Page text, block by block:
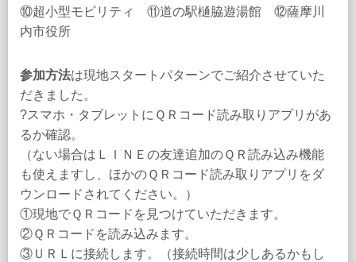
⑩超小型モビリティ ⑪道の駅樋脇遊湯館 ⑫薩摩川
内市役所
参加方法は現地スタートパターンでご紹介させていた
だきました。
?スマホ・タブレットにＱＲコード読み取りアプリがあ
るか確認。
（ない場合はＬＩＮＥの友達追加のＱＲ読み込み機能
も使えますし、ほかのＱＲコード読み取りアプリをダ
ウンロードされてください。）
①現地でＱＲコードを見つけていただきます。
②ＱＲコードを読み込みます。
③ＵＲＬに接続します。（接続時間は少しあるかもし